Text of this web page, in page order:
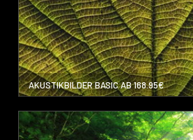
AKUSTIKBILDER BASIC AB 168.95€